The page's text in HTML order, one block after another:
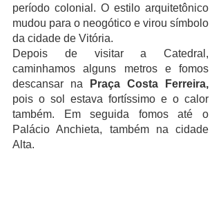
período colonial. O estilo arquitetônico
mudou para o neogótico e virou símbolo
da cidade de Vitória.
Depois de visitar a Catedral,
caminhamos alguns metros e fomos
descansar na
Praça Costa Ferreira,
pois o sol estava fortíssimo e o calor
também. Em seguida fomos até o
Palácio Anchieta, também na cidade
Alta.